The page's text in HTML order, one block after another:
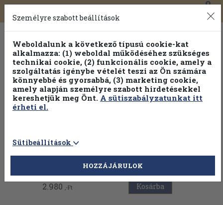
Toggle
navigation
0
Válogasson több mint 1.000.000 kiadványunk közül
100% kedvezménnyel!
Vissza az előző oldalra
2.980 ,-Ft Kosárba
Személyre szabott beállítások
Weboldalunk a következő típusú cookie-kat
alkalmazza: (1) weboldal működéséhez szükséges
technikai cookie, (2) funkcionális cookie, amely a
szolgáltatás igénybe vételét teszi az Ön számára
könnyebbé és gyorsabbá, (3) marketing cookie,
amely alapján személyre szabott hirdetésekkel
kereshetjük meg Önt. A sütiszabályzatunkat itt
érheti el.
Sütibeállítások
HOZZÁJÁRULOK